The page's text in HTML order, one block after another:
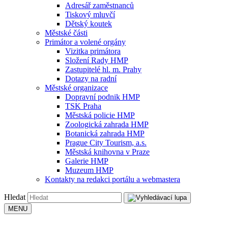
Adresář zaměstnanců
Tiskový mluvčí
Dětský koutek
Městské části
Primátor a volené orgány
Vizitka primátora
Složení Rady HMP
Zastupitelé hl. m. Prahy
Dotazy na radní
Městské organizace
Dopravní podnik HMP
TSK Praha
Městská policie HMP
Zoologická zahrada HMP
Botanická zahrada HMP
Prague City Tourism, a.s.
Městská knihovna v Praze
Galerie HMP
Muzeum HMP
Kontakty na redakci portálu a webmastera
Hledat
MENU